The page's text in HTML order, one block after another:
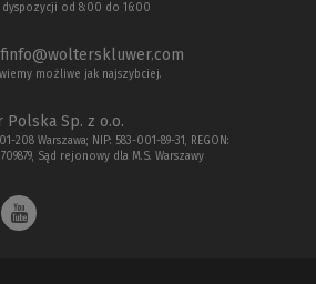
dyspozycji od 8:00 do 16:00
możliwe jak najszybciej.
Sp. z o.o.
208 Warszawa; NIP: 583-001-89-31, REGON:
Sąd rejonowy dla M.S. Warszawy